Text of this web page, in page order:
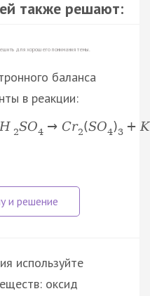
также решают:
для хорошего понимания темы.
баланса
в реакции:
H 2SO4 → Cr2(SO4)3 + K
используйте
оксид